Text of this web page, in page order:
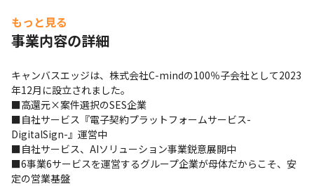
りを持っています。
あなたの希望を是非お聞かせください！
もっと見る
事業内容の詳細
キャンバスエッジは、株式会社C-mindの100％子会社として2023
年12月に設立されました。
■高還元×案件選択のSES企業
■自社サービス『電子契約プラットフォームサービス-
DigitalSign-』運営中
■自社サービス、AIソリューション事業鋭意展開中
■6事業6サービスを運営するグループ企業が母体だからこそ、安
定の営業基盤